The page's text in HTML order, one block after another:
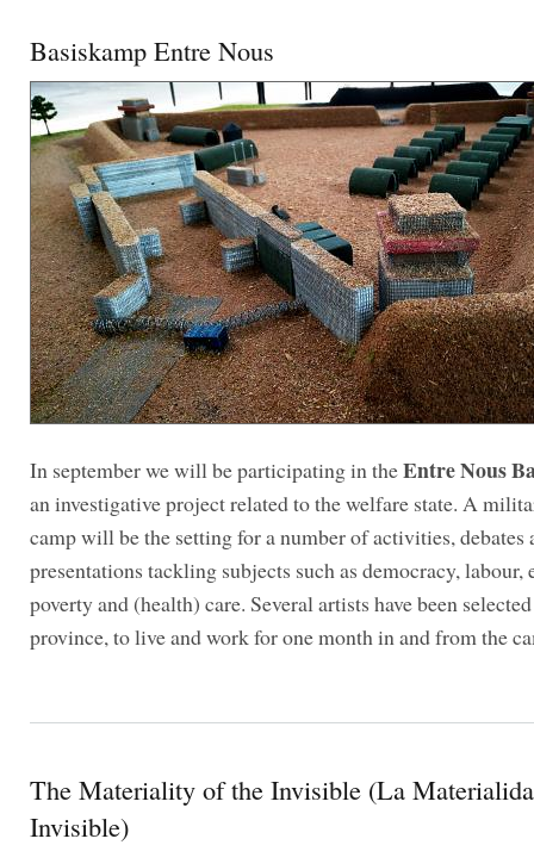
Basiskamp Entre Nous
In september we will be participating in theEntre Nous
an investigative project related to the welfare state. A
camp will be the setting for a number of activities, debates
presentations tackling subjects such as democracy, labour,
poverty and (health) care. Several artists have been
province, to live and work for one month in and from the
The Materiality of the Invisible (La
Invisible)